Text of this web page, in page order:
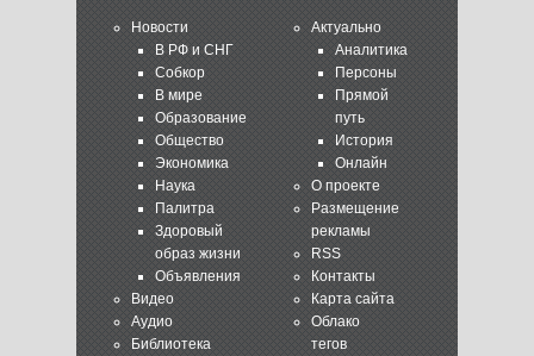
Новости
В РФ и СНГ
Собкор
В мире
Образование
Общество
Экономика
Наука
Палитра
Здоровый
образ жизни
Объявления
Видео
Аудио
Библиотека
Актуально
Аналитика
Персоны
Прямой
путь
История
Онлайн
О проекте
Размещение
рекламы
RSS
Контакты
Карта сайта
Облако
тегов